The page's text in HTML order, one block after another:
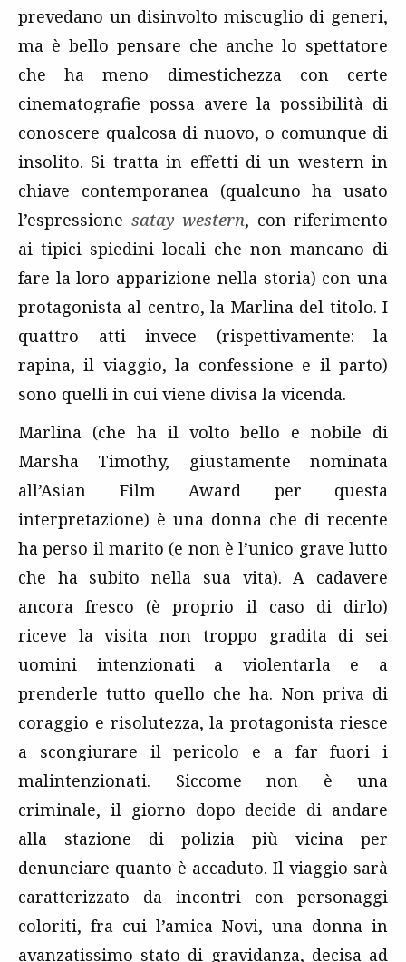
prevedano un disinvolto miscuglio di generi,
ma è bello pensare che anche lo spettatore
che ha meno dimestichezza con certe
cinematografie possa avere la possibilità di
conoscere qualcosa di nuovo, o comunque di
insolito. Si tratta in effetti di un western in
chiave contemporanea (qualcuno ha usato
l’espressione satay western, con riferimento
ai tipici spiedini locali che non mancano di
fare la loro apparizione nella storia) con una
protagonista al centro, la Marlina del titolo. I
quattro atti invece (rispettivamente: la
rapina, il viaggio, la confessione e il parto)
sono quelli in cui viene divisa la vicenda.
Marlina (che ha il volto bello e nobile di
Marsha Timothy, giustamente nominata
all’Asian Film Award per questa
interpretazione) è una donna che di recente
ha perso il marito (e non è l’unico grave lutto
che ha subito nella sua vita). A cadavere
ancora fresco (è proprio il caso di dirlo)
riceve la visita non troppo gradita di sei
uomini intenzionati a violentarla e a
prenderle tutto quello che ha. Non priva di
coraggio e risolutezza, la protagonista riesce
a scongiurare il pericolo e a far fuori i
malintenzionati. Siccome non è una
criminale, il giorno dopo decide di andare
alla stazione di polizia più vicina per
denunciare quanto è accaduto. Il viaggio sarà
caratterizzato da incontri con personaggi
coloriti, fra cui l’amica Novi, una donna in
avanzatissimo stato di gravidanza, decisa ad